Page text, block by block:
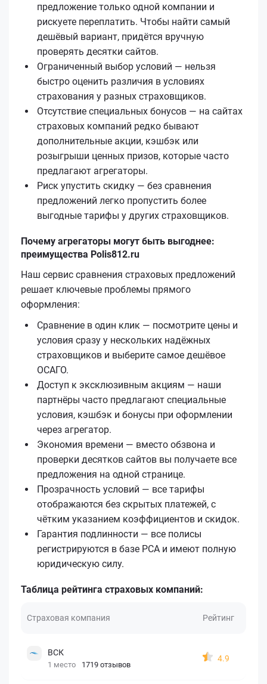
предложение только одной компании и
рискуете переплатить. Чтобы найти самый
дешёвый вариант, придётся вручную
проверять десятки сайтов.
Ограниченный выбор условий — нельзя
быстро оценить различия в условиях
страхования у разных страховщиков.
Отсутствие специальных бонусов — на сайтах
страховых компаний редко бывают
дополнительные акции, кэшбэк или
розыгрыши ценных призов, которые часто
предлагают агрегаторы.
Риск упустить скидку — без сравнения
предложений легко пропустить более
выгодные тарифы у других страховщиков.
Почему агрегаторы могут быть выгоднее:
преимущества Polis812.ru
Наш сервис сравнения страховых предложений
решает ключевые проблемы прямого
оформления:
Сравнение в один клик — посмотрите цены и
условия сразу у нескольких надёжных
страховщиков и выберите самое дешёвое
ОСАГО.
Доступ к эксклюзивным акциям — наши
партнёры часто предлагают специальные
условия, кэшбэк и бонусы при оформлении
через агрегатор.
Экономия времени — вместо обзвона и
проверки десятков сайтов вы получаете все
предложения на одной странице.
Прозрачность условий — все тарифы
отображаются без скрытых платежей, с
чётким указанием коэффициентов и скидок.
Гарантия подлинности — все полисы
регистрируются в базе РСА и имеют полную
юридическую силу.
Таблица рейтинга страховых компаний:
Страховая компания Рейтинг
ВСК
1 место 1719 отзывов
4.9